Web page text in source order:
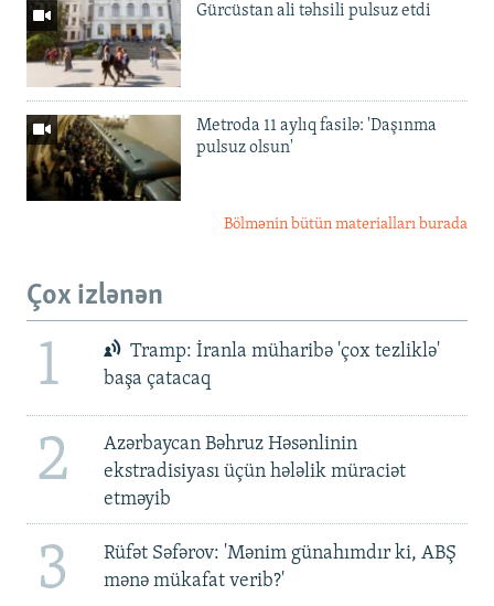
Gürcüstan ali təhsili pulsuz etdi
Metroda 11 aylıq fasilə: 'Daşınma
pulsuz olsun'
Bölmənin bütün materialları burada
Çox izlənən
1
Tramp: İranla müharibə 'çox tezliklə'
başa çatacaq
2
Azərbaycan Bəhruz Həsənlinin
ekstradisiyası üçün hələlik müraciət
etməyib
3
Rüfət Səfərov: 'Mənim günahımdır ki, ABŞ
mənə mükafat verib?'